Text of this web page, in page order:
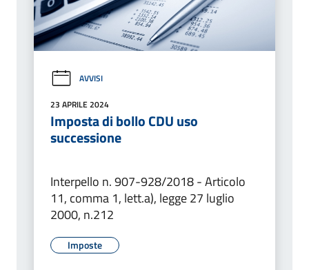
AVVISI
23 APRILE 2024
Imposta di bollo CDU uso
successione
Interpello n. 907-928/2018 - Articolo
11, comma 1, lett.a), legge 27 luglio
2000, n.212
Imposte